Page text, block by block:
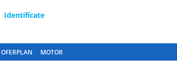
Identifícate
OFERPLAN MOTOR